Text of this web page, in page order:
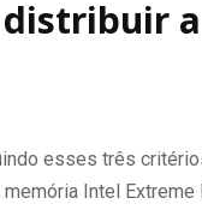
esses três
Intel